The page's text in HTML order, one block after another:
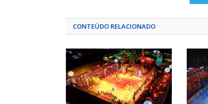
CONTEÚDO RELACIONADO